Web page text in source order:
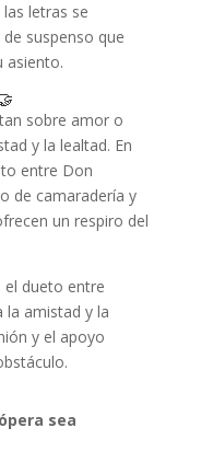
letras se
suspenso que
asiento.
sobre amor o
y la lealtad. En
entre Don
de camaradería y
un respiro del
el dueto entre
la amistad y la
y el apoyo
sea